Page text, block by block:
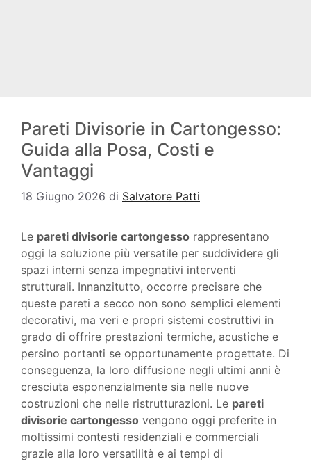
Pareti Divisorie in Cartongesso:
Guida alla Posa, Costi e
Vantaggi
18 Giugno 2026 di Salvatore Patti
Le pareti divisorie cartongesso rappresentano
oggi la soluzione più versatile per suddividere gli
spazi interni senza impegnativi interventi
strutturali. Innanzitutto, occorre precisare che
queste pareti a secco non sono semplici elementi
decorativi, ma veri e propri sistemi costruttivi in
grado di offrire prestazioni termiche, acustiche e
persino portanti se opportunamente progettate. Di
conseguenza, la loro diffusione negli ultimi anni è
cresciuta esponenzialmente sia nelle nuove
costruzioni che nelle ristrutturazioni. Le pareti
divisorie cartongesso vengono oggi preferite in
moltissimi contesti residenziali e commerciali
grazie alla loro versatilità e ai tempi di